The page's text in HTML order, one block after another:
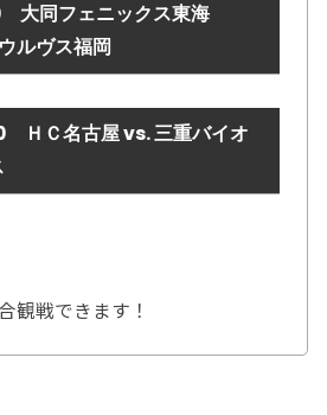
同フェニックス東海
ルヴス福岡
ＨＣ名古屋 vs.三重バイオ
観戦できます！